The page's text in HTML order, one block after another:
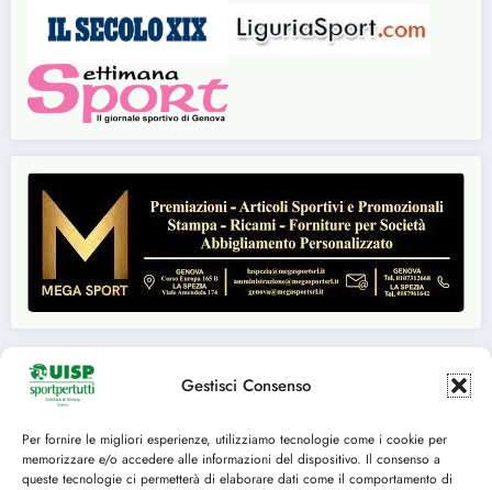
Gestisci Consenso
Per fornire le migliori esperienze, utilizziamo tecnologie come i cookie per
memorizzare e/o accedere alle informazioni del dispositivo. Il consenso a
queste tecnologie ci permetterà di elaborare dati come il comportamento di
Seguici su:
FACEBOOK TWITTER